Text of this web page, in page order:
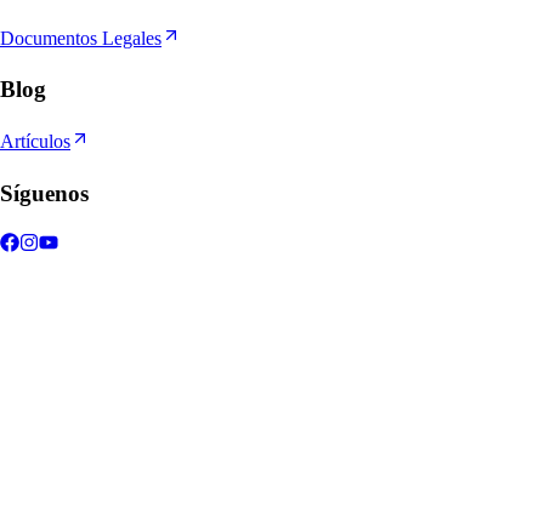
Documentos Legales
Blog
Artículos
Síguenos